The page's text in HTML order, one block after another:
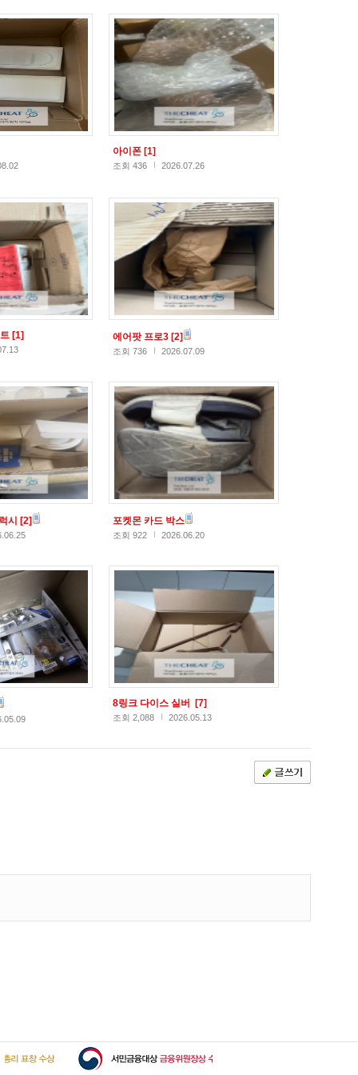
아이폰 [1]
조회 436 2026.07.26
[1] 에어팟 프로3 [2]
조회 736 2026.07.09
시 [2] 포켓몬 카드 박스
조회 922 2026.06.20
8링크 다이스 실버 [7]
조회 2,088 2026.05.13